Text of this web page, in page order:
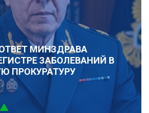
МИНЗДРАВА
ЗАБОЛЕВАНИЙ В
ПРОКУРАТУРУ